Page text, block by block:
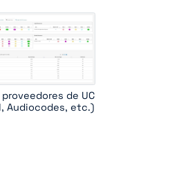
de UC
Audiocodes, etc.)